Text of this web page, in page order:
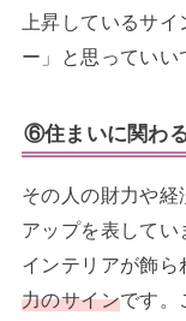
上昇しているサ
ー」と思っていい
⑥住まいに関わ
その人の財力や
アップを表して
インテリアが飾
力のサインです。